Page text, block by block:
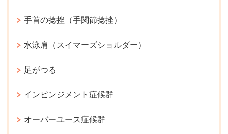
手首の捻挫（手関節捻挫）
水泳肩（スイマーズショルダー）
足がつる
インピンジメント症候群
オーバーユース症候群